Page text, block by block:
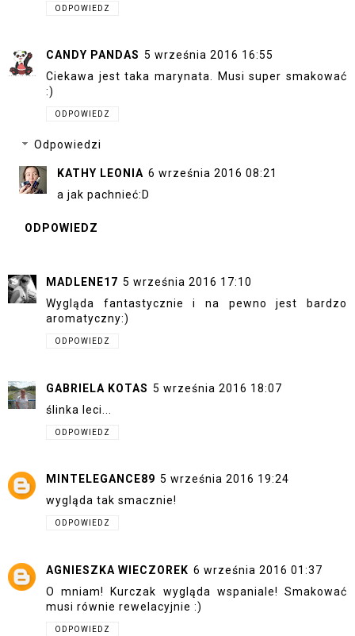
ODPOWIEDZ
CANDY PANDAS 5 września 2016 16:55
Ciekawa jest taka marynata. Musi super smakować
:)
ODPOWIEDZ
Odpowiedzi
KATHY LEONIA 6 września 2016 08:21
a jak pachnieć:D
ODPOWIEDZ
MADLENE17 5 września 2016 17:10
Wygląda fantastycznie i na pewno jest bardzo
aromatyczny:)
ODPOWIEDZ
GABRIELA KOTAS 5 września 2016 18:07
ślinka leci...
ODPOWIEDZ
MINTELEGANCE89 5 września 2016 19:24
wygląda tak smacznie!
ODPOWIEDZ
AGNIESZKA WIECZOREK 6 września 2016 01:37
O mniam! Kurczak wygląda wspaniale! Smakować
musi równie rewelacyjnie :)
ODPOWIEDZ